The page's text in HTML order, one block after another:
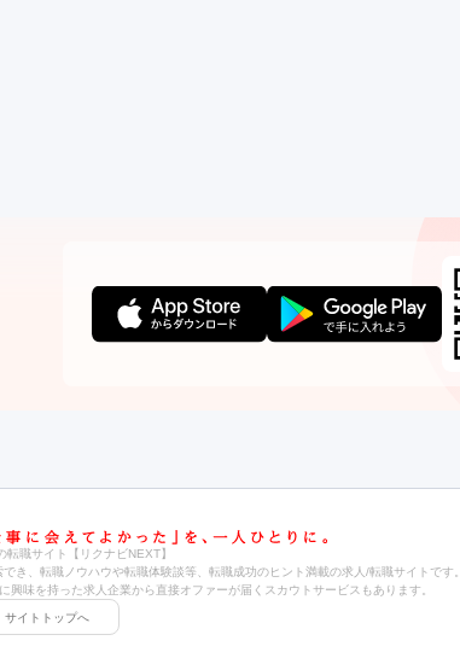
転職サイト【リクナビNEXT】
き、転職ノウハウや転職体験談等、転職成功のヒント満載の求人/転職サイトです。
味を持った求人企業から直接オファーが届くスカウトサービスもあります。
サイトトップへ